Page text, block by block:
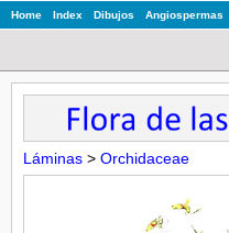
Home Index Dibujos Angiospermas
Láminas > Orchidaceae